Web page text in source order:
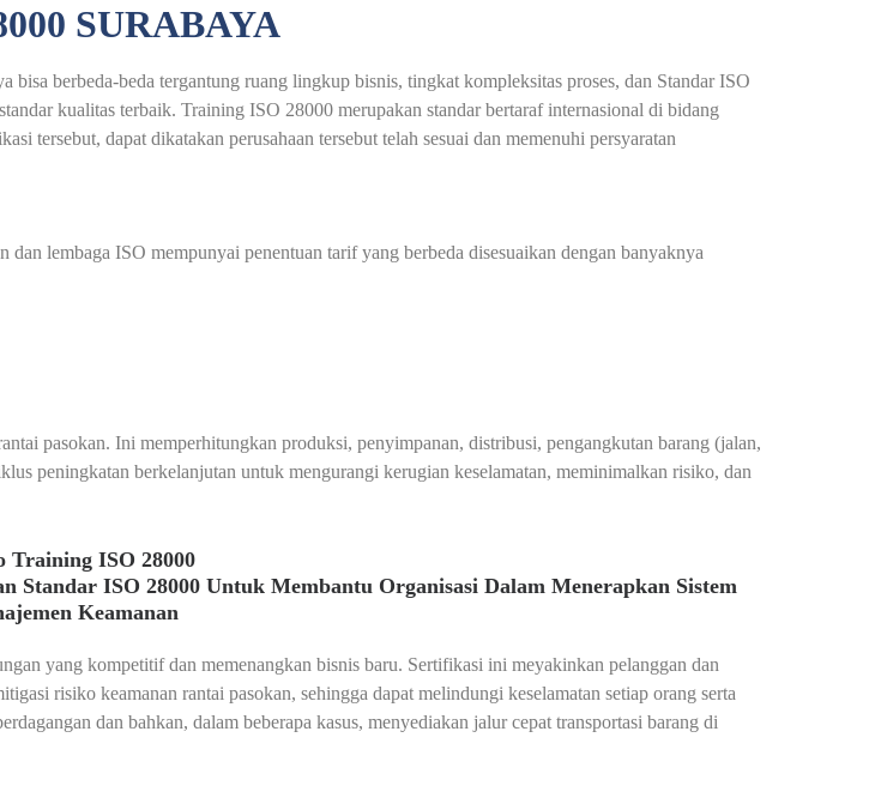
SURABAYA
berbeda-beda tergantung ruang lingkup bisnis, tingkat kompleksitas proses, dan Standar ISO
kualitas terbaik. Training ISO 28000 merupakan standar bertaraf internasional di bidang
tersebut, dapat dikatakan perusahaan tersebut telah sesuai dan memenuhi persyaratan
lembaga ISO mempunyai penentuan tarif yang berbeda disesuaikan dengan banyaknya
pasokan. Ini memperhitungkan produksi, penyimpanan, distribusi, pengangkutan barang (jalan,
peningkatan berkelanjutan untuk mengurangi kerugian keselamatan, meminimalkan risiko, dan
Training ISO 28000
Standar ISO 28000 Untuk Membantu Organisasi Dalam Menerapkan Sistem
Keamanan
yang kompetitif dan memenangkan bisnis baru. Sertifikasi ini meyakinkan pelanggan dan
risiko keamanan rantai pasokan, sehingga dapat melindungi keselamatan setiap orang serta
dan bahkan, dalam beberapa kasus, menyediakan jalur cepat transportasi barang di